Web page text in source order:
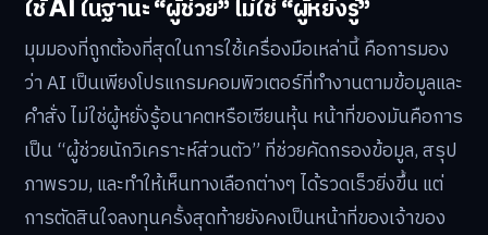
ใช้ AI ในฐานะ “ผู้ช่วย” ไม่ใช่ “ผู้หยั่งรู้”
มุมมองที่ถูกต้องที่สุดในการใช้เครื่องมือเหล่านี้ คือการมอง
ว่า AI เป็นเพียงโปรแกรมคอมพิวเตอร์ที่ทำงานตามข้อมูลและ
คำสั่ง ไม่ใช่ผู้หยั่งรู้อนาคตหรือเซียนหุ้น หน้าที่ของมันคือการ
เป็น “ผู้ช่วยนักวิเคราะห์ส่วนตัว” ที่ช่วยคัดกรองข้อมูล, สรุป
ภาพรวม, และทำให้เห็นทางเลือกต่างๆ ได้รวดเร็วยิ่งขึ้น แต่
การตัดสินใจลงทุนครั้งสุดท้ายยังคงเป็นหน้าที่ของเจ้าของ